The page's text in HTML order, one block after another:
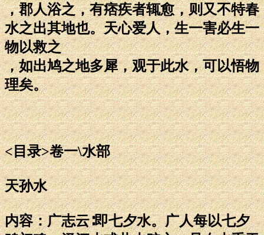
，郡人浴之，有痞疾者辄愈，则又不特春
水之出其地也。天心爱人，生一害必生一
物以救之
，如出鸠之地多犀，观于此水，可以悟物
理矣。
<目录>卷一\水部
天孙水
内容：广志云∶即七夕水。广人每以七夕